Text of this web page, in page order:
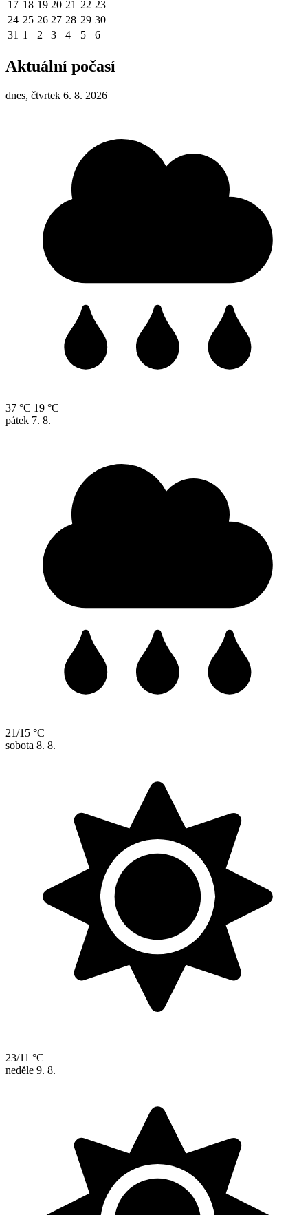
17 18 19 20 21 22 23
24 25 26 27 28 29 30
31 1 2 3 4 5 6
Aktuální počasí
dnes, čtvrtek 6. 8. 2026
37 °C 19 °C
pátek 7. 8.
21/15 °C
sobota 8. 8.
23/11 °C
neděle 9. 8.